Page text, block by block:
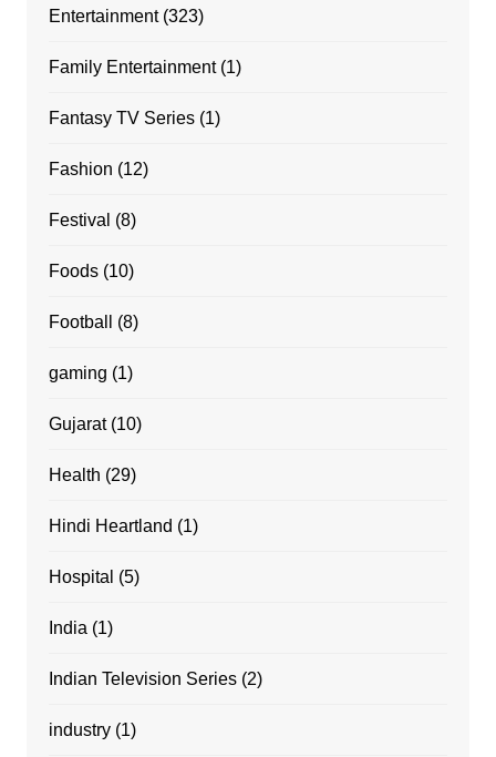
Entertainment(323)
Family Entertainment(1)
Fantasy TV Series(1)
Fashion (12)
Festival (8)
Foods(10)
Football (8)
gaming (1)
Gujarat(10)
Health (29)
Hindi Heartland (1)
Hospital (5)
India (1)
Indian Television Series(2)
industry(1)